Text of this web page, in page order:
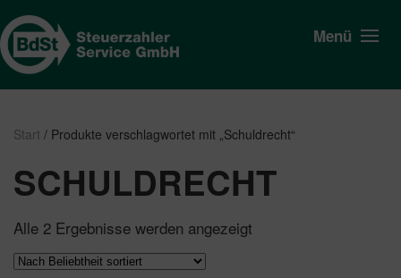
Menü
Start / Produkte verschlagwortet mit „Schuldrecht“
SCHULDRECHT
Alle 2 Ergebnisse werden angezeigt